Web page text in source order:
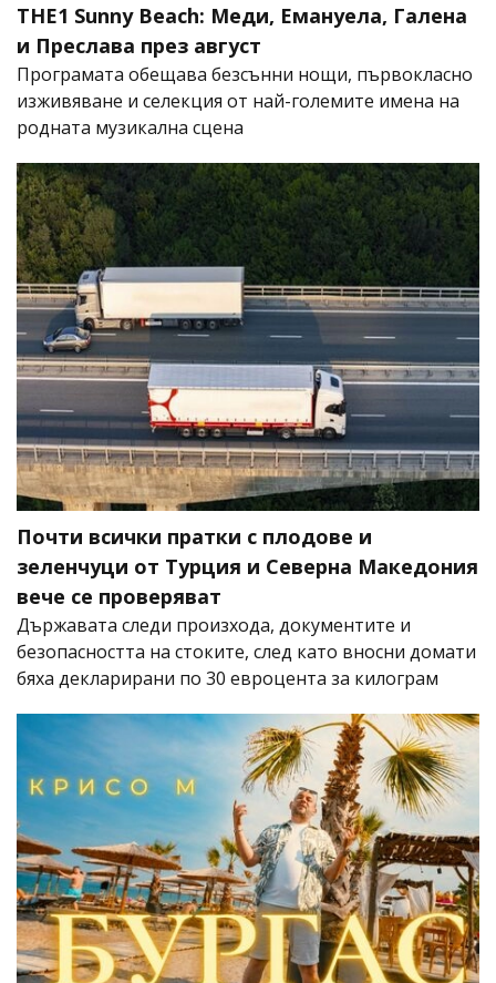
THE1 Sunny Beach: Меди, Емануела, Галена
и Преслава през август
Програмата обещава безсънни нощи, първокласно
изживяване и селекция от най-големите имена на
родната музикална сцена
Почти всички пратки с плодове и
зеленчуци от Турция и Северна Македония
вече се проверяват
Държавата следи произхода, документите и
безопасността на стоките, след като вносни домати
бяха декларирани по 30 евроцента за килограм